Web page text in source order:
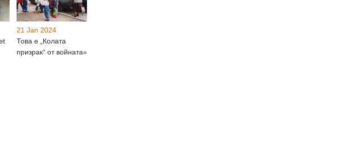
21 Jan 2024
Това е „Колата
призрак“ от войната»